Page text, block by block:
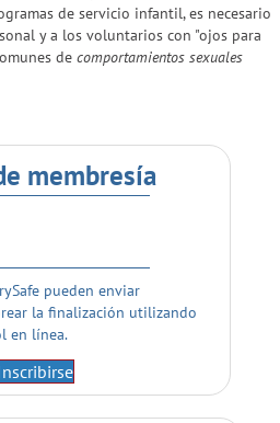
de servicio infantil, es necesario
y a los voluntarios con "ojos para
de comportamientos sexuales
membresía
pueden enviar
la finalización utilizando
en línea.